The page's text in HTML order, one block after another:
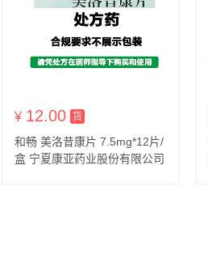
¥ 12.00 货
和畅 美洛昔康片 7.5mg*12片/
盒 宁夏康亚药业股份有限公司